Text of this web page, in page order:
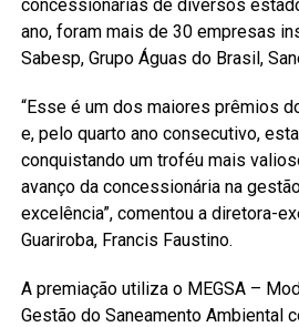
concessionárias de diversos
ano, foram mais de 30 empresas
Sabesp, Grupo Águas do Brasil,
“Esse é um dos maiores prêmios
e, pelo quarto ano consecutivo,
conquistando um troféu mais
avanço da concessionária na
excelência”, comentou a diretora-
Guariroba, Francis Faustino.
A premiação utiliza o MEGSA –
Gestão do Saneamento Ambiental